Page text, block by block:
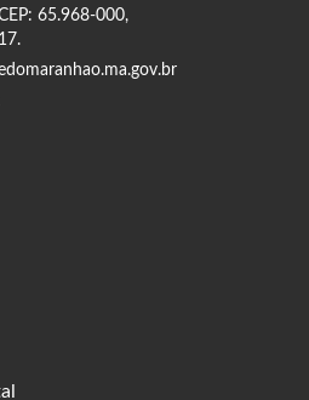
65.968-000,